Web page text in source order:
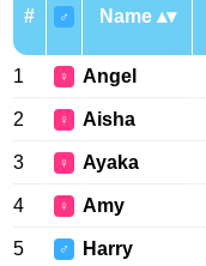
# ♂ Name
1 ♀ Angel
2 ♀ Aisha
3 ♀ Ayaka
4 ♀ Amy
5 ♂ Harry